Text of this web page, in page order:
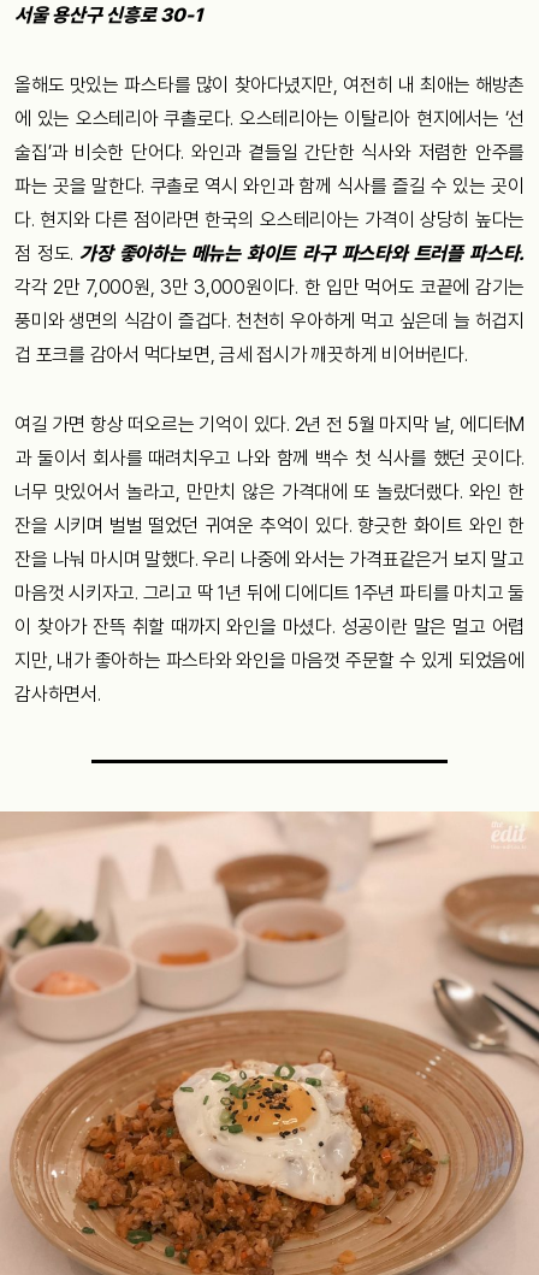
서울 용산구 신흥로 30-1
올해도 맛있는 파스타를 많이 찾아다녔지만, 여전히 내 최애는 해방촌
에 있는 오스테리아 쿠촐로다. 오스테리아는 이탈리아 현지에서는 ‘선
술집’과 비슷한 단어다. 와인과 곁들일 간단한 식사와 저렴한 안주를
파는 곳을 말한다. 쿠촐로 역시 와인과 함께 식사를 즐길 수 있는 곳이
다. 현지와 다른 점이라면 한국의 오스테리아는 가격이 상당히 높다는
점 정도. 가장 좋아하는 메뉴는 화이트 라구 파스타와 트러플 파스타.
각각 2만 7,000원, 3만 3,000원이다. 한 입만 먹어도 코끝에 감기는
풍미와 생면의 식감이 즐겁다. 천천히 우아하게 먹고 싶은데 늘 허겁지
겁 포크를 감아서 먹다보면, 금세 접시가 깨끗하게 비어버린다.
여길 가면 항상 떠오르는 기억이 있다. 2년 전 5월 마지막 날, 에디터M
과 둘이서 회사를 때려치우고 나와 함께 백수 첫 식사를 했던 곳이다.
너무 맛있어서 놀라고, 만만치 않은 가격대에 또 놀랐더랬다. 와인 한
잔을 시키며 벌벌 떨었던 귀여운 추억이 있다. 향긋한 화이트 와인 한
잔을 나눠 마시며 말했다. 우리 나중에 와서는 가격표같은거 보지 말고
마음껏 시키자고. 그리고 딱 1년 뒤에 디에디트 1주년 파티를 마치고 둘
이 찾아가 잔뜩 취할 때까지 와인을 마셨다. 성공이란 말은 멀고 어렵
지만, 내가 좋아하는 파스타와 와인을 마음껏 주문할 수 있게 되었음에
감사하면서.